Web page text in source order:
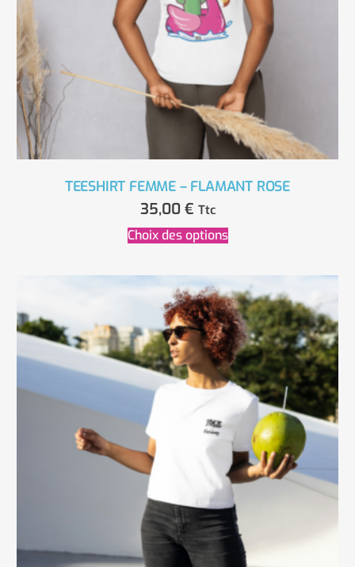
TEESHIRT FEMME – FLAMANT ROSE
35,00 € Ttc
Choix des options